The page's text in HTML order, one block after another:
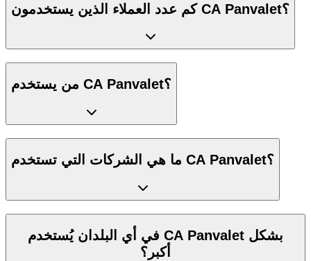
كم عدد العملاء الذين يستخدمون CA Panvalet؟
من يستخدم CA Panvalet؟
ما هي الشركات التي تستخدم CA Panvalet؟
في أي البلدان يُستخدم CA Panvalet بشكل
أكبر؟